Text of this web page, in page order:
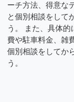
ーチ方法、得意な
と個別相談をして
う。 また、具体
費や駐車料金、雑
個別相談をしてか
う。